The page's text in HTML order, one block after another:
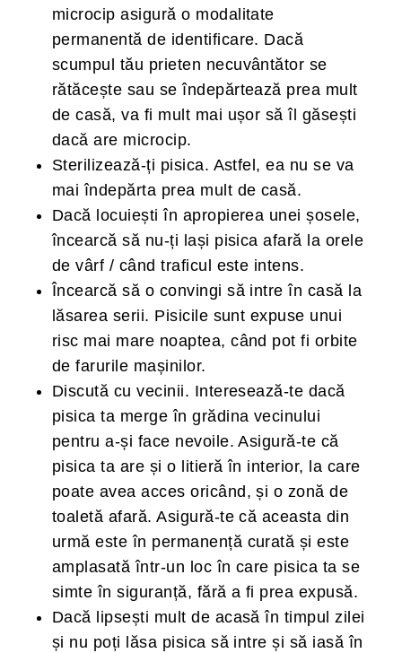
microcip asigură o modalitate
permanentă de identificare. Dacă
scumpul tău prieten necuvântător se
rătăcește sau se îndepărtează prea mult
de casă, va fi mult mai ușor să îl găsești
dacă are microcip.
Sterilizează-ți pisica. Astfel, ea nu se va
mai îndepărta prea mult de casă.
Dacă locuiești în apropierea unei șosele,
încearcă să nu-ți lași pisica afară la orele
de vârf / când traficul este intens.
Încearcă să o convingi să intre în casă la
lăsarea serii. Pisicile sunt expuse unui
risc mai mare noaptea, când pot fi orbite
de farurile mașinilor.
Discută cu vecinii. Interesează-te dacă
pisica ta merge în grădina vecinului
pentru a-și face nevoile. Asigură-te că
pisica ta are și o litieră în interior, la care
poate avea acces oricând, și o zonă de
toaletă afară. Asigură-te că aceasta din
urmă este în permanență curată și este
amplasată într-un loc în care pisica ta se
simte în siguranță, fără a fi prea expusă.
Dacă lipsești mult de acasă în timpul zilei
și nu poți lăsa pisica să intre și să iasă în